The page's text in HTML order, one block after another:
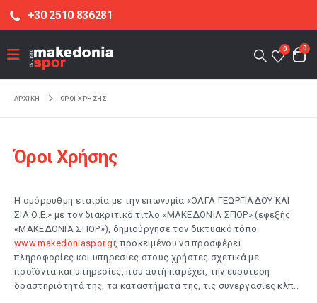
+30 2510 836281
0 0
ΑΡΧΙΚΉ ΌΡΟΙ ΧΡΉΣΗΣ
Όροι Χρήσης
Η ομόρρυθμη εταιρία με την επωνυμία «ΟΛΓΑ ΓΕΩΡΓΙΑΔΟΥ ΚΑΙ
ΣΙΑ Ο.Ε.» με τον διακριτικό τίτλο «ΜΑΚΕΔΟΝΙΑ ΣΠΟΡ» (εφεξής
«ΜΑΚΕΔΟΝΙΑ ΣΠΟΡ»), δημιούργησε τον δικτυακό τόπο
www.makedoniaspor.gr, προκειμένου να προσφέρει
πληροφορίες και υπηρεσίες στους χρήστες σχετικά με
προϊόντα και υπηρεσίες, που αυτή παρέχει, την ευρύτερη
δραστηριότητά της, τα καταστήματά της, τις συνεργασίες κλπ..